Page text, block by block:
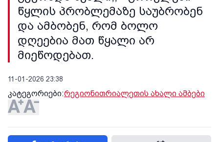
წყლის პრობლემაზე საუბრობენ
და ამბობენ, რომ ბოლო
დღეებია მათ წყალი არ
მიეწოდებათ.
11-01-2026 23:38
კატეგორიები:რეგიონითრიალეთის ახალი ამბები